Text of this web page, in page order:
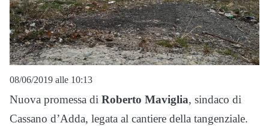
08/06/2019 alle 10:13
Nuova promessa di Roberto Maviglia, sindaco di
Cassano d’Adda, legata al cantiere della tangenziale.